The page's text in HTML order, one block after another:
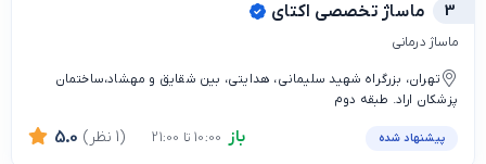
3 ماساژ تخصصی اکتای
ماساژ درمانی
تهران، بزرگراه شهید سلیمانی، هدایتی، بین شقایق و مهشاد،ساختمان
پزشکان اراد. طبقه دوم
پیشنهاد شده باز 5.0 (1 نظر)